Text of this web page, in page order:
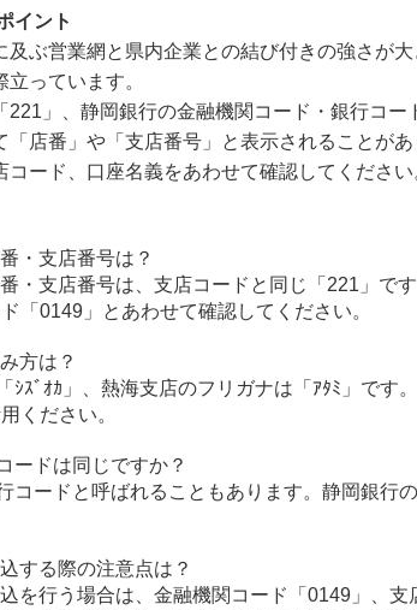
イント
及ぶ営業網と県内企業との結び付きの強さが
っています。
221」、静岡銀行の金融機関コード・銀行コー
「店番」や「支店番号」と表示されることが
ード、口座名義をあわせて確認してください
・支店番号は？
・支店番号は、支店コードと同じ「221」で
「0149」とあわせて確認してください。
方は？
ｼｽﾞｵｶ」、熱海支店のフリガナは「ｱﾀﾐ」です
ください。
ードは同じですか？
コードと呼ばれることもあります。静岡銀行
する際の注意点は？
を行う場合は、金融機関コード「0149」、支